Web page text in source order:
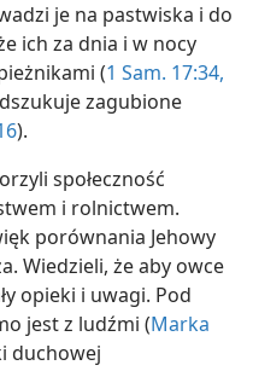
je na pastwiska i do
ich za dnia i w nocy
(1 Sam. 17:34,
zagubione
).
społeczność
i rolnictwem.
porównania Jehowy
Wiedzieli, że aby owce
opieki i uwagi. Pod
jest z ludźmi (Marka
duchowej